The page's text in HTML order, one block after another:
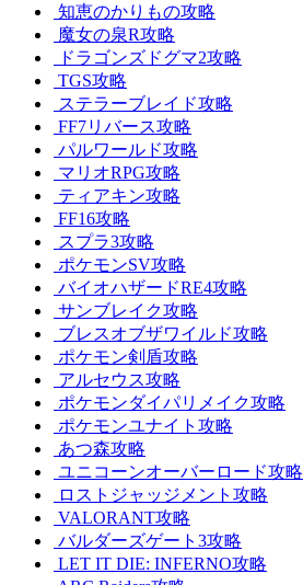
知恵のかりもの攻略
魔女の泉R攻略
ドラゴンズドグマ2攻略
TGS攻略
ステラーブレイド攻略
FF7リバース攻略
パルワールド攻略
マリオRPG攻略
ティアキン攻略
FF16攻略
スプラ3攻略
ポケモンSV攻略
バイオハザードRE4攻略
サンブレイク攻略
ブレスオブザワイルド攻略
ポケモン剣盾攻略
アルセウス攻略
ポケモンダイパリメイク攻略
ポケモンユナイト攻略
あつ森攻略
ユニコーンオーバーロード攻略
ロストジャッジメント攻略
VALORANT攻略
バルダーズゲート3攻略
LET IT DIE: INFERNO攻略